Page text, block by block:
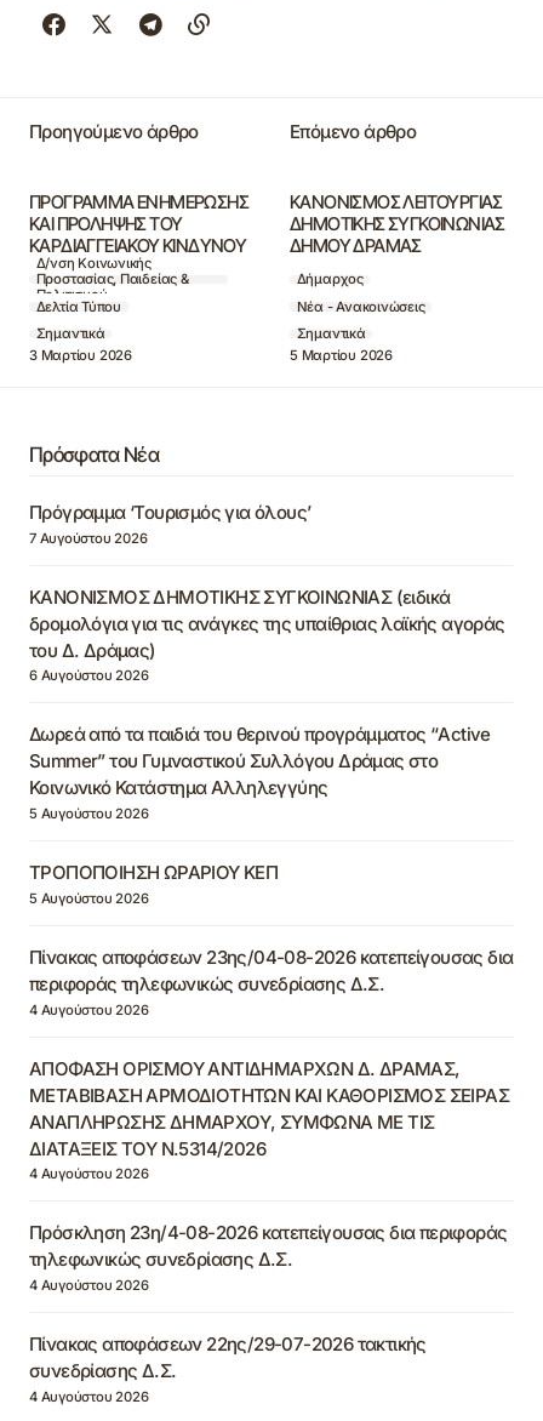
Προηγούμενο άρθρο
ΠΡΟΓΡΑΜΜΑ ΕΝΗΜΕΡΩΣΗΣ
ΚΑΙ ΠΡΟΛΗΨΗΣ ΤΟΥ
ΚΑΡΔΙΑΓΓΕΙΑΚΟΥ ΚΙΝΔΥΝΟΥ
Δ/νση Κοινωνικής
Προστασίας, Παιδείας &
Πολιτισμού
Δελτία Τύπου
Σημαντικά
3 Μαρτίου 2026
Επόμενο άρθρο
ΚΑΝΟΝΙΣΜΟΣ ΛΕΙΤΟΥΡΓΙΑΣ
ΔΗΜΟΤΙΚΗΣ ΣΥΓΚΟΙΝΩΝΙΑΣ
ΔΗΜΟΥ ΔΡΑΜΑΣ
Δήμαρχος
Νέα - Ανακοινώσεις
Σημαντικά
5 Μαρτίου 2026
Πρόσφατα Νέα
Πρόγραμμα ‘Τουρισμός για όλους’
7 Αυγούστου 2026
ΚΑΝΟΝΙΣΜΟΣ ΔΗΜΟΤΙΚΗΣ ΣΥΓΚΟΙΝΩΝΙΑΣ (ειδικά
δρομολόγια για τις ανάγκες της υπαίθριας λαϊκής αγοράς
του Δ. Δράμας)
6 Αυγούστου 2026
Δωρεά από τα παιδιά του θερινού προγράμματος “Active
Summer” του Γυμναστικού Συλλόγου Δράμας στο
Κοινωνικό Κατάστημα Αλληλεγγύης
5 Αυγούστου 2026
ΤΡΟΠΟΠΟΙΗΣΗ ΩΡΑΡΙΟΥ ΚΕΠ
5 Αυγούστου 2026
Πίνακας αποφάσεων 23ης/04-08-2026 κατεπείγουσας δια
περιφοράς τηλεφωνικώς συνεδρίασης Δ.Σ.
4 Αυγούστου 2026
ΑΠΟΦΑΣΗ ΟΡΙΣΜΟΥ ΑΝΤΙΔΗΜΑΡΧΩΝ Δ. ΔΡΑΜΑΣ,
ΜΕΤΑΒΙΒΑΣΗ ΑΡΜΟΔΙΟΤΗΤΩΝ ΚΑΙ ΚΑΘΟΡΙΣΜΟΣ ΣΕΙΡΑΣ
ΑΝΑΠΛΗΡΩΣΗΣ ΔΗΜΑΡΧΟΥ, ΣΥΜΦΩΝΑ ΜΕ ΤΙΣ
ΔΙΑΤΑΞΕΙΣ ΤΟΥ Ν.5314/2026
4 Αυγούστου 2026
Πρόσκληση 23η/4-08-2026 κατεπείγουσας δια περιφοράς
τηλεφωνικώς συνεδρίασης Δ.Σ.
4 Αυγούστου 2026
Πίνακας αποφάσεων 22ης/29-07-2026 τακτικής
συνεδρίασης Δ.Σ.
4 Αυγούστου 2026